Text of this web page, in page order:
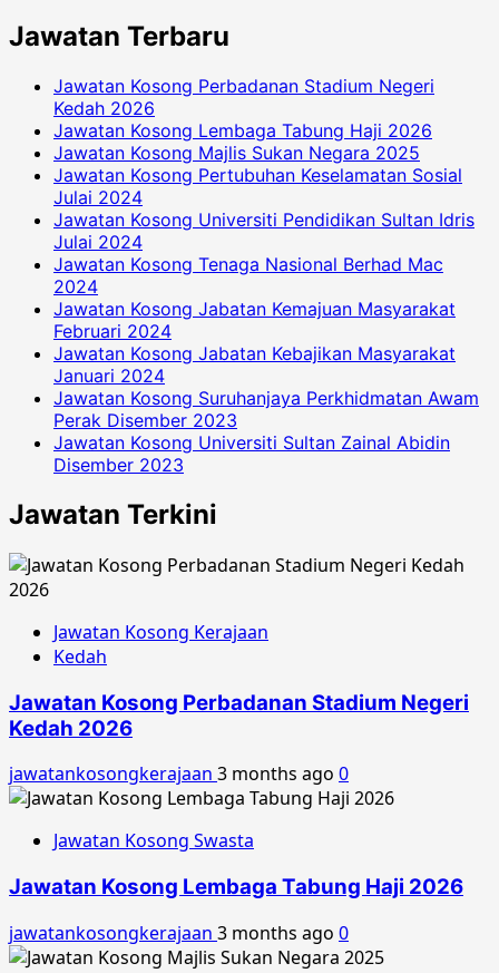
Jawatan Terbaru
Jawatan Kosong Perbadanan Stadium Negeri
Kedah 2026
Jawatan Kosong Lembaga Tabung Haji 2026
Jawatan Kosong Majlis Sukan Negara 2025
Jawatan Kosong Pertubuhan Keselamatan Sosial
Julai 2024
Jawatan Kosong Universiti Pendidikan Sultan Idris
Julai 2024
Jawatan Kosong Tenaga Nasional Berhad Mac
2024
Jawatan Kosong Jabatan Kemajuan Masyarakat
Februari 2024
Jawatan Kosong Jabatan Kebajikan Masyarakat
Januari 2024
Jawatan Kosong Suruhanjaya Perkhidmatan Awam
Perak Disember 2023
Jawatan Kosong Universiti Sultan Zainal Abidin
Disember 2023
Jawatan Terkini
Jawatan Kosong Kerajaan
Kedah
Jawatan Kosong Perbadanan Stadium Negeri
Kedah 2026
jawatankosongkerajaan 3 months ago 0
Jawatan Kosong Swasta
Jawatan Kosong Lembaga Tabung Haji 2026
jawatankosongkerajaan 3 months ago 0